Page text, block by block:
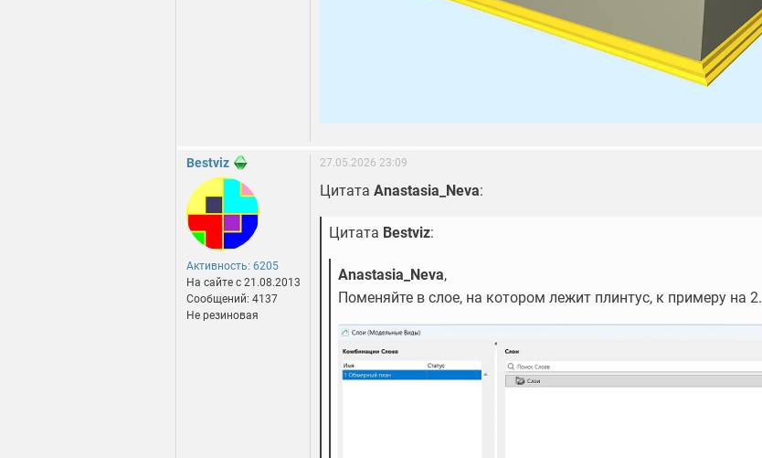
Bestviz
Активность: 6205
На сайте c 21.08.2013
Сообщений: 4137
Не резиновая
27.05.2026 23:09
Цитата Anastasia_Neva:
Цитата Bestviz:
Anastasia_Neva,
Поменяйте в слое, на котором лежит плинтус, к примеру на 2.